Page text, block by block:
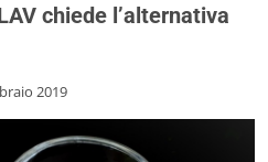
chiede l’alternativa
2019